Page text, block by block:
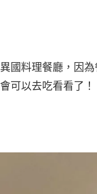
國料理餐廳，因
可以去吃看看了！